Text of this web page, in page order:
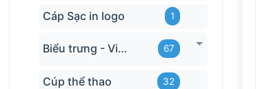
Cáp Sạc in logo 1
Biểu trưng - Vinh danh in logo 67
Cúp thể thao 32